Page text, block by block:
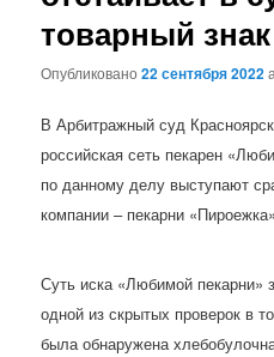
товарный знак
Опубликовано22 сентября 2022
В Арбитражный суд
российская сеть пекарен
по данному делу выступают
компании – пекарни
Суть иска «Любимой пекарни»
одной из скрытых проверок в
была обнаружена